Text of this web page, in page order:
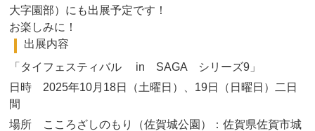
大字園部）にも出展予定です！
お楽しみに！
出展内容
「タイフェスティバル in SAGA シリーズ9」
日時 2025年10月18日（土曜日）、19日（日曜日）二日
間
場所 こころざしのもり（佐賀城公園）：佐賀県佐賀市城